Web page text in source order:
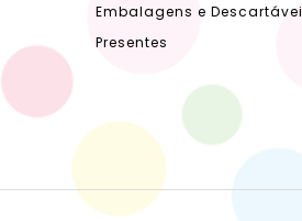
Embalagens e
Presentes